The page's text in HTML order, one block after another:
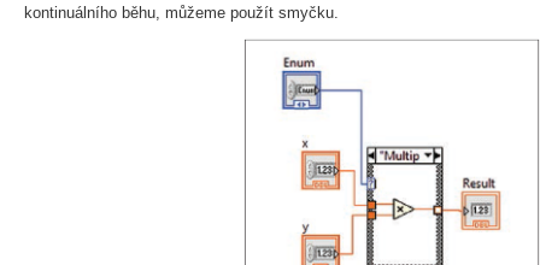
kontinuálního běhu, můžeme použít smyčku.